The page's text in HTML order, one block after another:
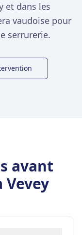
et dans les
vaudoise pour
serrurerie.
avant